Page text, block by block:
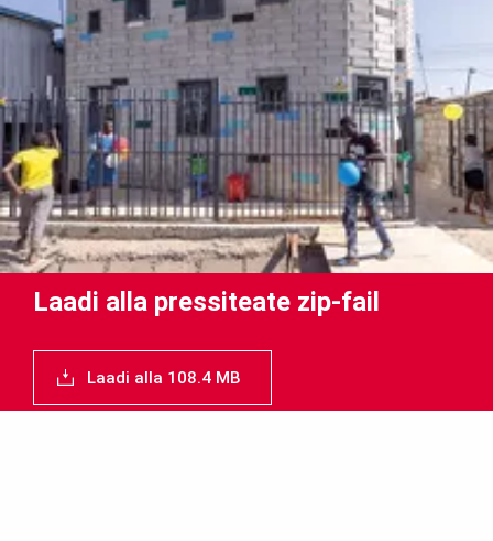
Laadi alla pressiteate zip-fail
Laadi alla 108.4 MB